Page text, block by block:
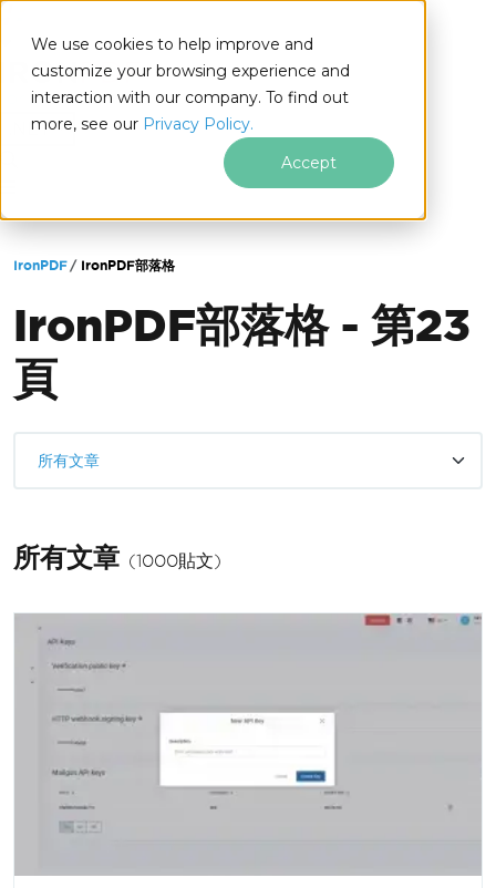
We use cookies to help improve and
customize your browsing experience and
interaction with our company. To find out
more, see our Privacy Policy.
Accept
.NET
跳至頁尾內容
IronPDF IronPDF部落格
IronPDF部落格 - 第23
頁
所有文章
所有文章 (1000貼文)